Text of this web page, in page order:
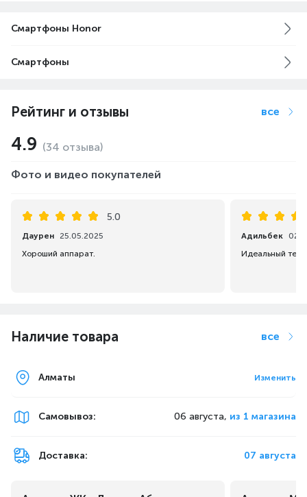
Смартфоны Honor
Смартфоны
Рейтинг и отзывы все
4.9 (34 отзыва)
Фото и видео покупателей
5.0
Даурен 25.05.2025
Хороший аппарат.
Адильбек
Наличие товара все
Алматы Изменить
Самовывоз: 06 августа, из 1 магазина
Доставка: 07 августа